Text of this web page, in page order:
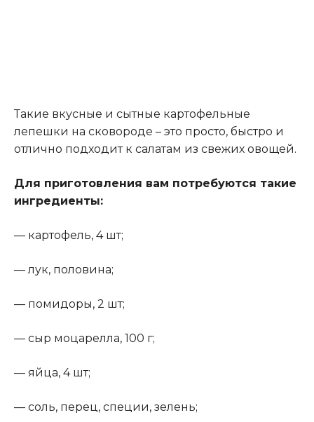
Такие вкусные и сытные картофельные
лепешки на сковороде – это просто, быстро и
отлично подходит к салатам из свежих овощей.
Для приготовления вам потребуются такие
ингредиенты:
— картофель, 4 шт;
— лук, половина;
— помидоры, 2 шт;
— сыр моцарелла, 100 г;
— яйца, 4 шт;
— соль, перец, специи, зелень;